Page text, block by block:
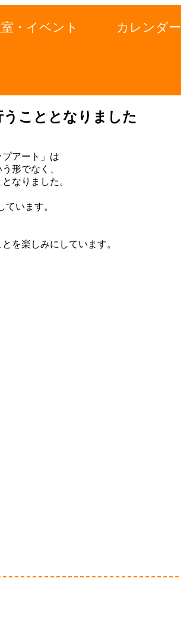
・イベント カレンダー
こととなりました
アート」は
形でなく、
なりました。
います。
を楽しみにしています。